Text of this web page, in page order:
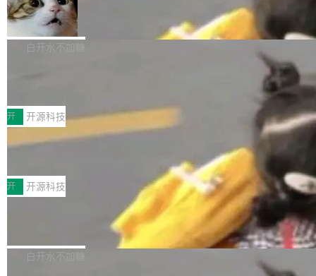
_amf) filter SMPTE 2094-50 元数据支持和直
通 ProRes RAW VideoToolbox 硬件加速器 AP
V ...
on OpenCode Go.」79.8 万次浏览，连带着 #
DeepSeek一天消耗了8万亿# 上了微博热搜——
注意这是 OpenCode 一家的消耗。 OpenCode
不完。」5T 来自免费额度，3T 来自 Go...
NetBSD 11.0 正式发布
NetBSD 11.0 现已正式发布，这是 NetBSD 操
作系统的第十八个主要版本。 自 NetBSD 10.1
ve JH71XX 的设备，例如 VisionFive 2、PINE
64 STAR64，以及 QEMU。 增强了对 POSIX.1
-2024 和 C23 编程接口标准的兼容性。 compat
_linux(8) 增强了对 Linux 系统调用的支持，包
括 epoll（围绕 kqueue 实现）、POSIX 消息队
列、...
白开水不加糖
案
享会在上海举办。鸿蒙生态的全场景智慧营销平
台鲸鸿动能协同华为游戏中心，面向游戏行业开
发者及生态伙伴，系统呈现了平台在游戏领域的
完整能力版图——从IAP高价值用户的全周期经
营、到IAA游戏的“买变一体”正循环、再到联运与
广告协同的全链路经营闭环，以及面向全球市场
的出海增长布局。 华为终端云业务商业化销售负
责人在开场致辞中表示，游戏开发者的核心诉求
已不再是“多一个投放渠道”，而是一套能够持续
开 开源科技
技嘉X3D系列再添新成员 B850 AORU
面向AMD Ryzen X3D处理器玩家，技嘉X3D系
列主板阵容迎来新成员——B850 AORUS ELITE
X3D。作为面向主流高性能平台打造的全新主板
产品，B850 AORUS ELITE X3D延续技嘉在X3
D平台优化上的技术积累，旨在为游戏玩家带来
更稳定、更高效的装机选择。 B850 AORUS ELI
开 开源科技
Zadig v5.0 发布：AI 发布专员与 AI 审
我们团队这几天最大的卡点不是 AI 写得不够
好，是 AI 写得太好了。 好到审查排期从两天的
白开水不加糖